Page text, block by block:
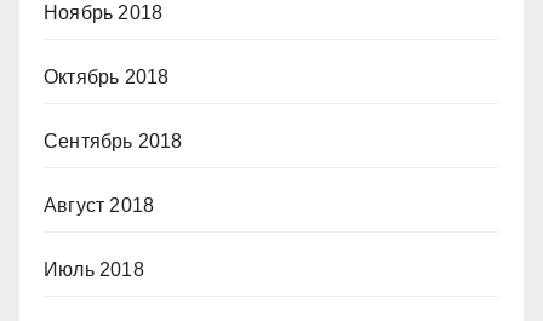
Ноябрь 2018
Октябрь 2018
Сентябрь 2018
Август 2018
Июль 2018